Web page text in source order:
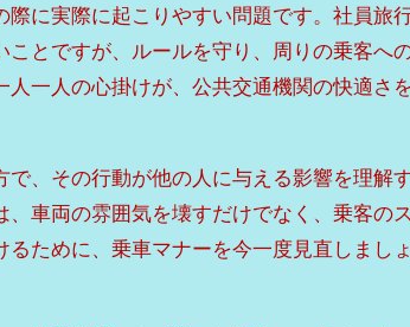
に実際に起こりやすい問題です。社員旅
とですが、ルールを守り、周りの乗客へ
一人の心掛けが、公共交通機関の快適さ
、その行動が他の人に与える影響を理解
車両の雰囲気を壊すだけでなく、乗客の
るために、乗車マナーを今一度見直しまし